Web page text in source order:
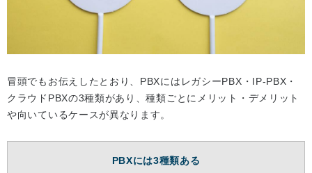
冒頭でもお伝えしたとおり、PBXにはレガシーPBX・IP‐PBX・
クラウドPBXの3種類があり、種類ごとにメリット・デメリット
や向いているケースが異なります。
PBXには3種類ある